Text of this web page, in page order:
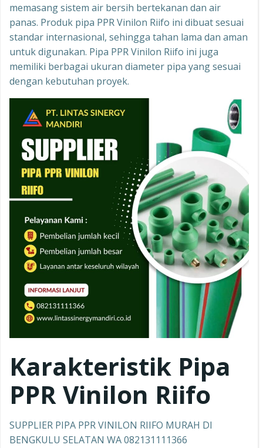
memasang sistem air bersih bertekanan dan air
panas. Produk pipa PPR Vinilon Riifo ini dibuat sesuai
standar internasional, sehingga tahan lama dan aman
untuk digunakan. Pipa PPR Vinilon Riifo ini juga
memiliki berbagai ukuran diameter pipa yang sesuai
dengan kebutuhan proyek.
Karakteristik Pipa
PPR Vinilon Riifo
SUPPLIER PIPA PPR VINILON RIIFO MURAH DI
BENGKULU SELATAN WA 082131111366